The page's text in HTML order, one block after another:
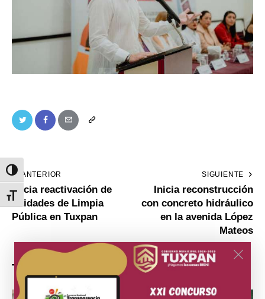
Toggle High Contrast
Toggle Font size
ANTERIOR
Inicia reactivación de
unidades de Limpia
Pública en Tuxpan
SIGUIENTE
Inicia reconstrucción
con concreto hidráulico
en la avenida López
Mateos
También te puede interesar